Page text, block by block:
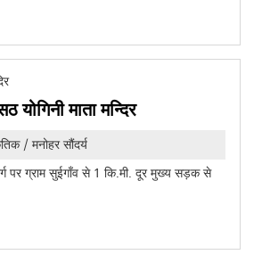
योगिनी माता मन्दिर
/ मनोहर सौंदर्य
पर ग्राम सुईगाँव से 1 कि.मी. दूर मुख्य सड़क से